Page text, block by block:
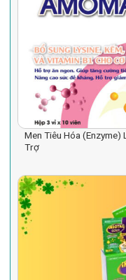
Men Tiêu Hóa (Enzyme)
Trợ